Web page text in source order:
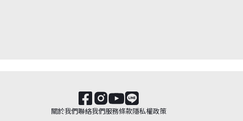
關於我們聯絡我們服務條款隱私權政策